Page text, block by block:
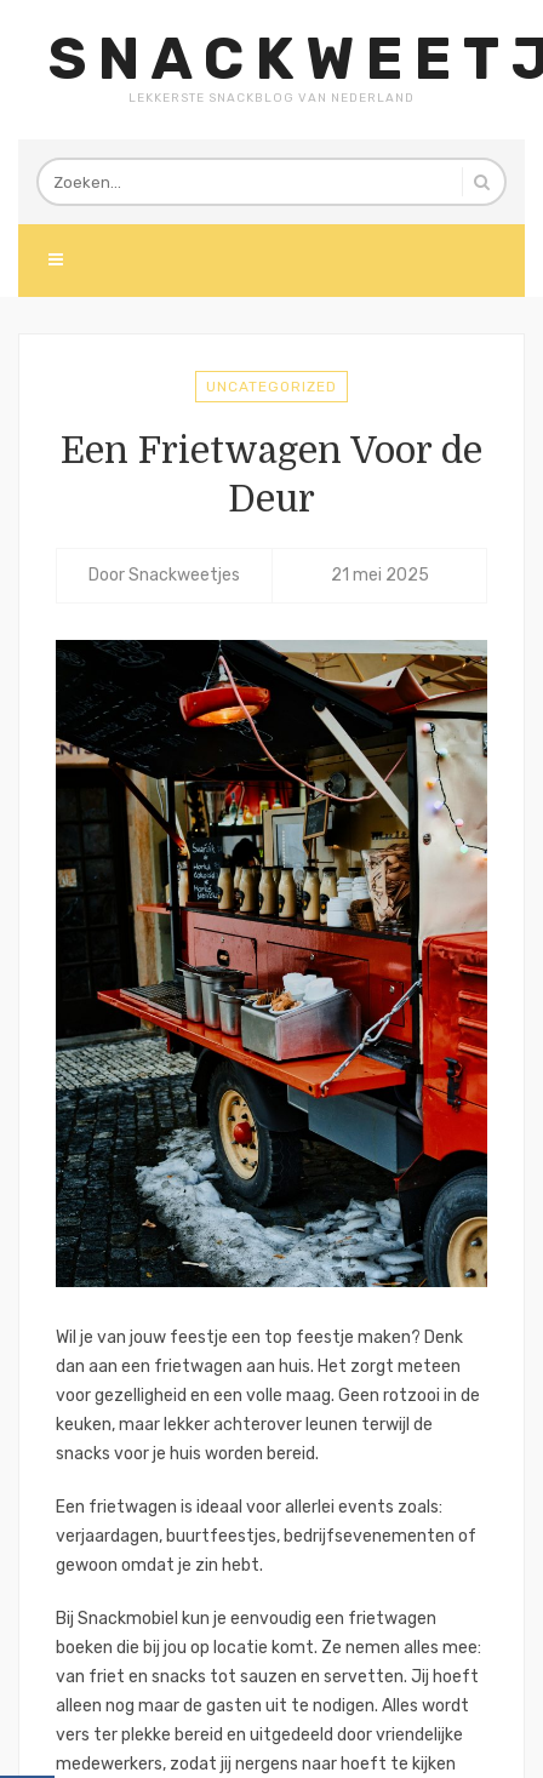
LEKKERSTE SNACKBLOG VAN NEDERLAND
UNCATEGORIZED
Een Frietwagen Voor de
Deur
DoorSnackweetjes 21 mei 2025
Wil je van jouw feestje een top feestje maken? Denk
dan aan een frietwagen aan huis. Het zorgt meteen
voor gezelligheid en een volle maag. Geen rotzooi in de
keuken, maar lekker achterover leunen terwijl de
snacks voor je huis worden bereid.
Een frietwagen is ideaal voor allerlei events zoals:
verjaardagen, buurtfeestjes, bedrijfsevenementen of
gewoon omdat je zin hebt.
Bij Snackmobiel kun je eenvoudig een frietwagen
boeken die bij jou op locatie komt. Ze nemen alles mee:
van friet en snacks tot sauzen en servetten. Jij hoeft
alleen nog maar de gasten uit te nodigen. Alles wordt
vers ter plekke bereid en uitgedeeld door vriendelijke
medewerkers, zodat jij nergens naar hoeft te kijken